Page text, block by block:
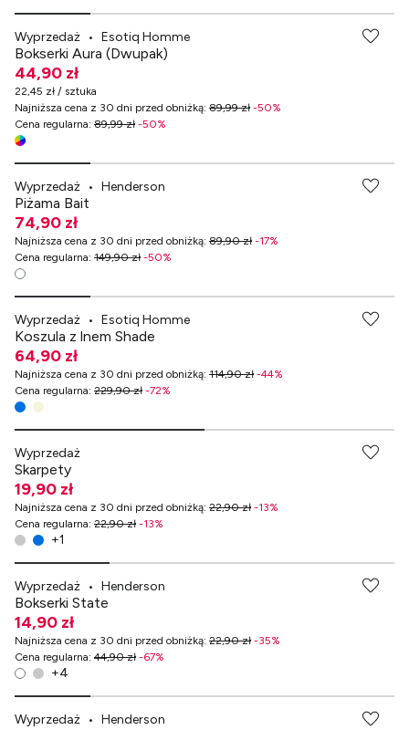
Wyprzedaż • Esotiq Homme
Bokserki Aura (Dwupak)
44,90 zł
22,45 zł / sztuka
Najniższa cena z 30 dni przed obniżką: 89,99 zł -50%
Cena regularna: 89,99 zł -50%
Wyprzedaż • Henderson
Piżama Bait
74,90 zł
Najniższa cena z 30 dni przed obniżką: 89,90 zł -17%
Cena regularna: 149,90 zł -50%
Wyprzedaż • Esotiq Homme
Koszula z lnem Shade
64,90 zł
Najniższa cena z 30 dni przed obniżką: 114,90 zł -44%
Cena regularna: 229,90 zł -72%
Wyprzedaż
Skarpety
19,90 zł
Najniższa cena z 30 dni przed obniżką: 22,90 zł -13%
Cena regularna: 22,90 zł -13%
+1
Wyprzedaż • Henderson
Bokserki State
14,90 zł
Najniższa cena z 30 dni przed obniżką: 22,90 zł -35%
Cena regularna: 44,90 zł -67%
+4
Wyprzedaż • Henderson